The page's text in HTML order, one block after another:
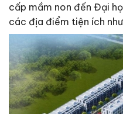
cấp mầm non đến Đại
các địa điểm tiện ích